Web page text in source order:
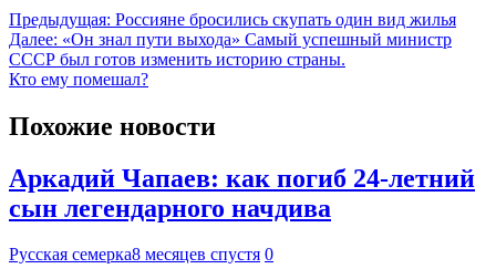
Предыдущая: Россияне бросились скупать один вид жилья
Далее: «Он знал пути выхода» Самый успешный министр
СССР был готов изменить историю страны.
Кто ему помешал?
Похожие новости
Аркадий Чапаев: как погиб 24-летний
сын легендарного начдива
Русская семерка8 месяцев спустя 0